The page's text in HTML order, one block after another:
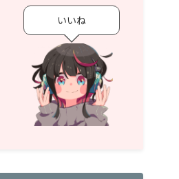
いいね